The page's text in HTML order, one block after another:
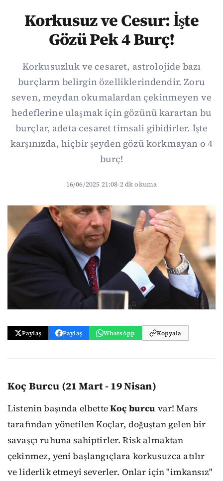
Korkusuz ve Cesur: İşte
Gözü Pek 4 Burç!
Korkusuzluk ve cesaret, astrolojide bazı
burçların belirgin özelliklerindendir. Zoru
seven, meydan okumalardan çekinmeyen ve
hedeflerine ulaşmak için gözünü karartan bu
burçlar, adeta cesaret timsali gibidirler. İşte
karşınızda, hiçbir şeyden gözü korkmayan o 4
burç!
16/06/2025 21:08·2 dk okuma
Paylaş Paylaş WhatsApp Kopyala
Koç Burcu (21 Mart - 19 Nisan)
Listenin başında elbetteKoç burcu var! Mars
tarafından yönetilen Koçlar, doğuştan gelen bir
savaşçı ruhuna sahiptirler. Risk almaktan
çekinmez, yeni başlangıçlara korkusuzca atılır
ve liderlik etmeyi severler. Onlar için "imkansız"